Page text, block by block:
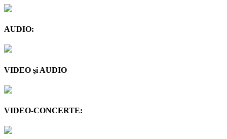
AUDIO:
VIDEO şi AUDIO
VIDEO-CONCERTE: